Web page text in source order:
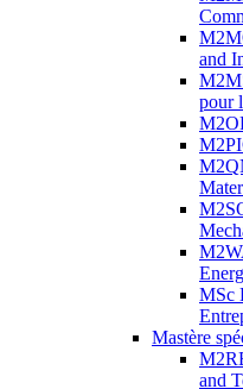
and
pour
MSc
Mastère
and